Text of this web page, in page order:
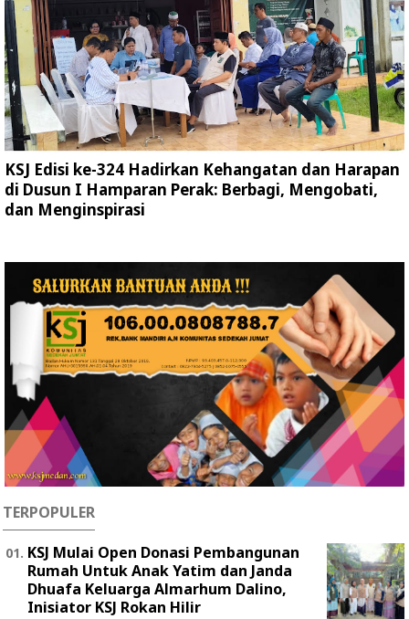
KSJ Edisi ke-324 Hadirkan Kehangatan dan Harapan
di Dusun I Hamparan Perak: Berbagi, Mengobati,
dan Menginspirasi
TERPOPULER
KSJ Mulai Open Donasi Pembangunan
Rumah Untuk Anak Yatim dan Janda
Dhuafa Keluarga Almarhum Dalino,
Inisiator KSJ Rokan Hilir